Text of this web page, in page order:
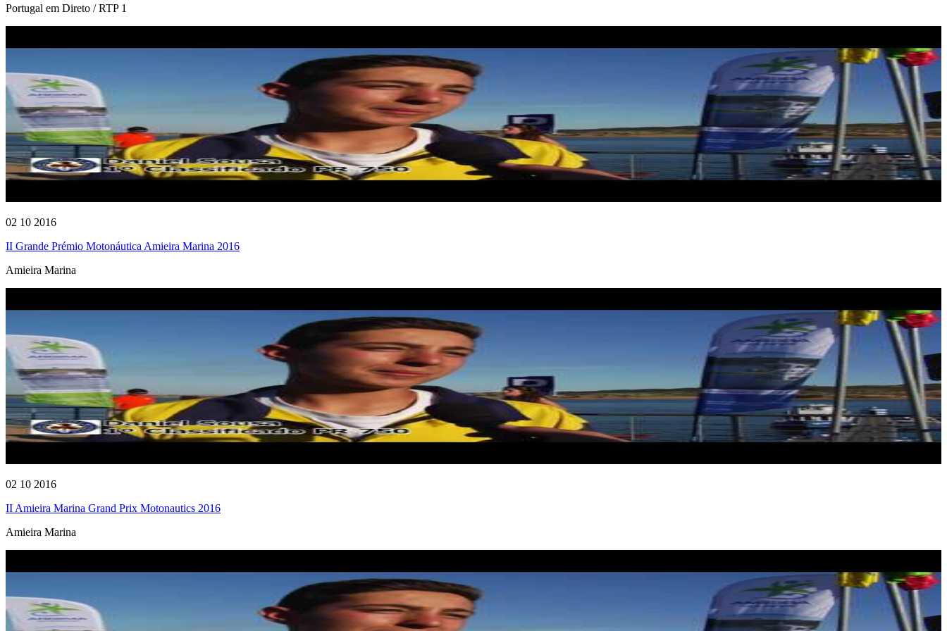
Portugal em Direto / RTP 1
02 10 2016
II Grande Prémio Motonáutica Amieira Marina 2016
Amieira Marina
02 10 2016
II Amieira Marina Grand Prix Motonautics 2016
Amieira Marina